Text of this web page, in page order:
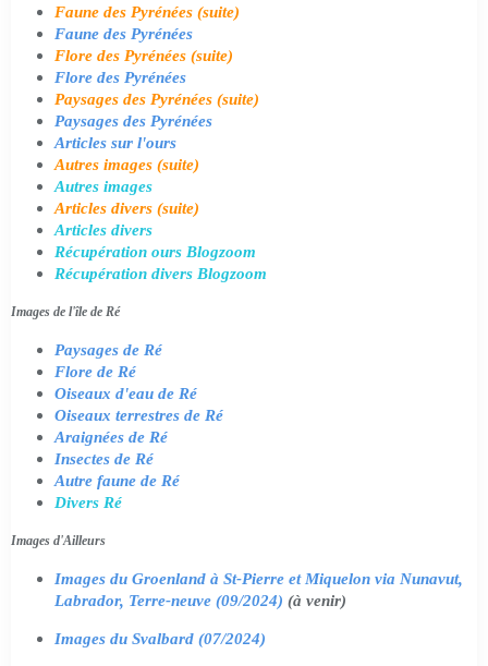
Faune des Pyrénées (suite)
Faune des Pyrénées
Flore des Pyrénées (suite)
Flore des Pyrénées
Paysages des Pyrénées (suite)
Paysages des Pyrénées
Articles sur l'ours
Autres images (suite)
Autres images
Articles divers (suite)
Articles divers
Récupération ours Blogzoom
Récupération divers Blogzoom
Images de l'île de Ré
Paysages de Ré
Flore de Ré
Oiseaux d'eau de Ré
Oiseaux terrestres de Ré
Araignées de Ré
Insectes de Ré
Autre faune de Ré
Divers Ré
Images d'Ailleurs
Images du Groenland à St-Pierre et Miquelon via Nunavut,
Labrador, Terre-neuve (09/2024) (à venir)
Images du Svalbard (07/2024)